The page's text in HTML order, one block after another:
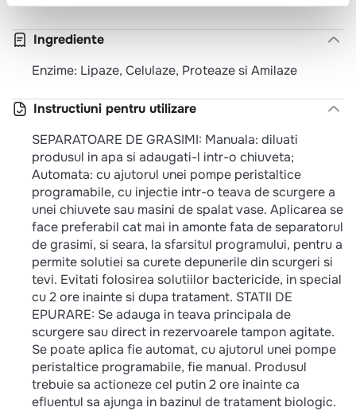
Ingrediente
Enzime: Lipaze, Celulaze, Proteaze si Amilaze
Instructiuni pentru utilizare
SEPARATOARE DE GRASIMI: Manuala: diluati
produsul in apa si adaugati-l intr-o chiuveta;
Automata: cu ajutorul unei pompe peristaltice
programabile, cu injectie intr-o teava de scurgere a
unei chiuvete sau masini de spalat vase. Aplicarea se
face preferabil cat mai in amonte fata de separatorul
de grasimi, si seara, la sfarsitul programului, pentru a
permite solutiei sa curete depunerile din scurgeri si
tevi. Evitati folosirea solutiilor bactericide, in special
cu 2 ore inainte si dupa tratament. STATII DE
EPURARE: Se adauga in teava principala de
scurgere sau direct in rezervoarele tampon agitate.
Se poate aplica fie automat, cu ajutorul unei pompe
peristaltice programabile, fie manual. Produsul
trebuie sa actioneze cel putin 2 ore inainte ca
efluentul sa ajunga in bazinul de tratament biologic.